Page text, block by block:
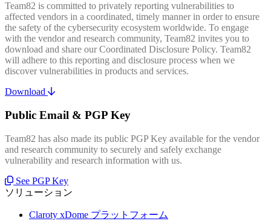
Team82 is committed to privately reporting vulnerabilities to
affected vendors in a coordinated, timely manner in order to ensure
the safety of the cybersecurity ecosystem worldwide. To engage
with the vendor and research community, Team82 invites you to
download and share our Coordinated Disclosure Policy. Team82
will adhere to this reporting and disclosure process when we
discover vulnerabilities in products and services.
Download
Public Email & PGP Key
Team82 has also made its public PGP Key available for the vendor
and research community to securely and safely exchange
vulnerability and research information with us.
See PGP Key
ソリューション
Claroty xDome プラットフォーム